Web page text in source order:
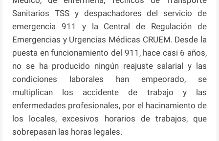
Sanitarios TSS y despachadores del servicio de
emergencia 911 y la Central de Regulación de
Emergencias y Urgencias Médicas CRUEM. Desde la
puesta en funcionamiento del 911, hace casi 6 años,
no se ha producido ningún reajuste salarial y las
condiciones laborales han empeorado, se
multiplican los accidente de trabajo y las
enfermedades profesionales, por el hacinamiento de
los locales, excesivos horarios de trabajos, que
sobrepasan las horas legales.